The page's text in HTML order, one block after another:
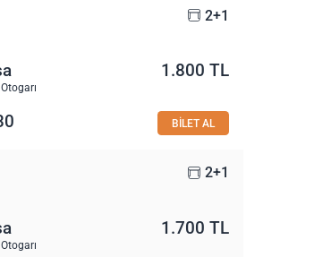
2+1
1.800 TL
BİLET AL
2+1
1.700 TL